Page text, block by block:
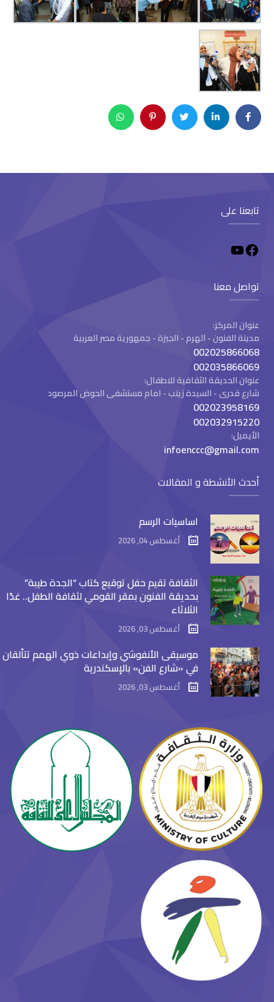
تابعنا على
تواصل معنا
عنوان المركز:
مدينة الفنون - الهرم - الجيزة - جمهورية مصر العربية
002025866068
002035866069
عنوان الحديقة الثقافية للاطفال:
شارع قدرى - السيدة زينب - امام مستشفى الحوض المرصود
002023958169
002032915220
الأيميل:
infoenccc@gmail.com
أحدث الأنشطة و المقالات
اساسيات الرسم
أغسطس 04, 2026
الثقافة تقيم حفل توقيع كتاب “الجدة طيبة”
بحديقة الفنون بمقر القومي لثقافة الطفل.. غدًا
الثلاثاء
أغسطس 03, 2026
موسيقى الأنفوشي وإبداعات ذوي الهمم تتألقان
في «شارع الفن» بالإسكندرية
أغسطس 03, 2026